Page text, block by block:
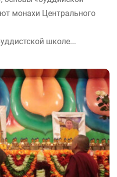
монахи Центрального
школе...